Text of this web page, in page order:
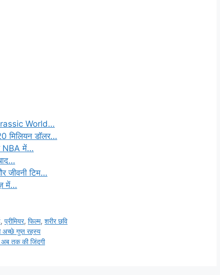
World…
मिलियन डॉलर…
NBA में…
जीवनी टिम…
में…
,प्रीमियर,फिल्म,शरीर छवि
गुप्त रहस्य
तक की जिंदगी